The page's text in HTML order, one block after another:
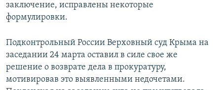
заключение, исправлены некоторые
формулировки.
Подконтрольный России Верховный суд Крыма на
заседании 24 марта оставил в силе свое же
решение о возврате дела в прокуратуру,
мотивировав это выявленными недочетами.